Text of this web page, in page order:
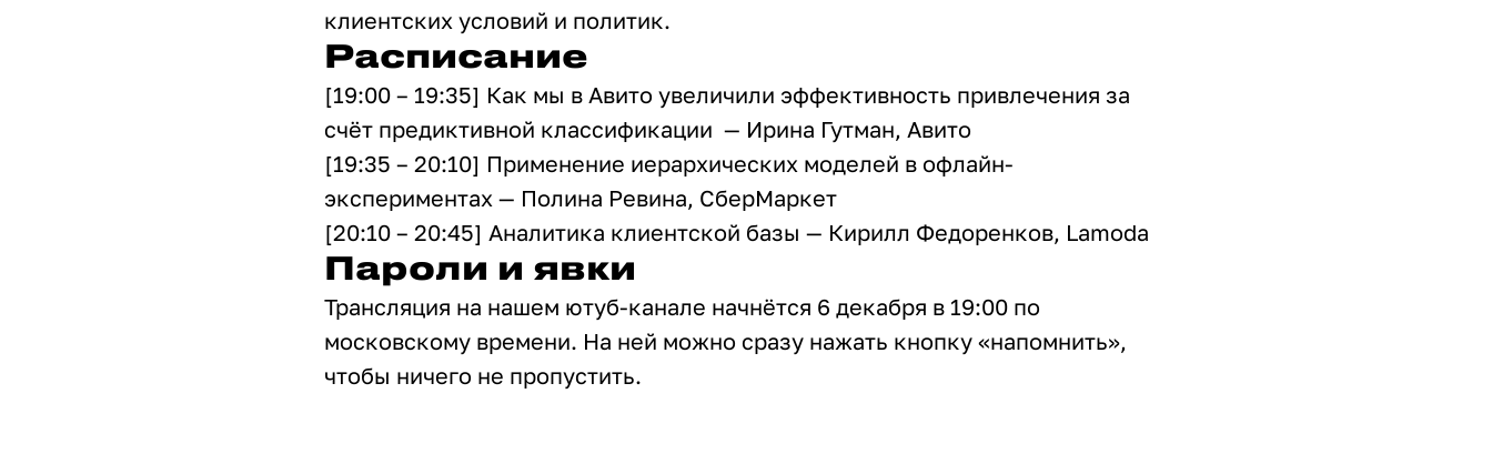
клиентских условий и политик.
Расписание
[19:00 – 19:35] Как мы в Авито увеличили эффективность привлечения за
счёт предиктивной классификации — Ирина Гутман, Авито
[19:35 – 20:10] Применение иерархических моделей в офлайн-
экспериментах — Полина Ревина, СберМаркет
[20:10 – 20:45] Аналитика клиентской базы — Кирилл Федоренков, Lamoda
Пароли и явки
Трансляция на нашем ютуб-канале начнётся 6 декабря в 19:00 по
московскому времени. На ней можно сразу нажать кнопку «напомнить»,
чтобы ничего не пропустить.